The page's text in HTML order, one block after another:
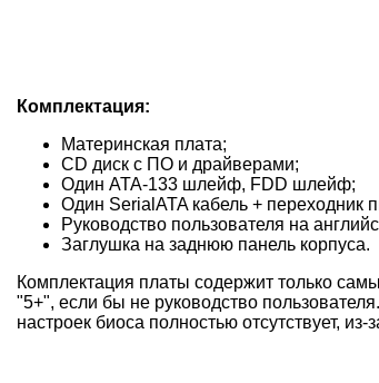
Комплектация:
Материнская плата;
CD диск с ПО и драйверами;
Один ATA-133 шлейф, FDD шлейф;
Один SerialATA кабель + переходник
Руководство пользователя на
Заглушка на заднюю панель корпуса.
Комплектация платы содержит только
"5+", если бы не руководство
настроек биоса полностью отсутствует,